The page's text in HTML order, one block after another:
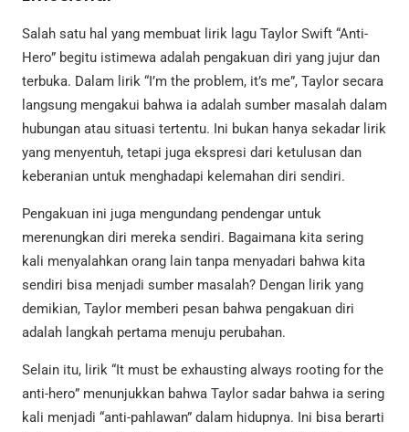
Salah satu hal yang membuat lirik lagu Taylor Swift “Anti-
Hero” begitu istimewa adalah pengakuan diri yang jujur dan
terbuka. Dalam lirik “I’m the problem, it’s me”, Taylor secara
langsung mengakui bahwa ia adalah sumber masalah dalam
hubungan atau situasi tertentu. Ini bukan hanya sekadar lirik
yang menyentuh, tetapi juga ekspresi dari ketulusan dan
keberanian untuk menghadapi kelemahan diri sendiri.
Pengakuan ini juga mengundang pendengar untuk
merenungkan diri mereka sendiri. Bagaimana kita sering
kali menyalahkan orang lain tanpa menyadari bahwa kita
sendiri bisa menjadi sumber masalah? Dengan lirik yang
demikian, Taylor memberi pesan bahwa pengakuan diri
adalah langkah pertama menuju perubahan.
Selain itu, lirik “It must be exhausting always rooting for the
anti-hero” menunjukkan bahwa Taylor sadar bahwa ia sering
kali menjadi “anti-pahlawan” dalam hidupnya. Ini bisa berarti